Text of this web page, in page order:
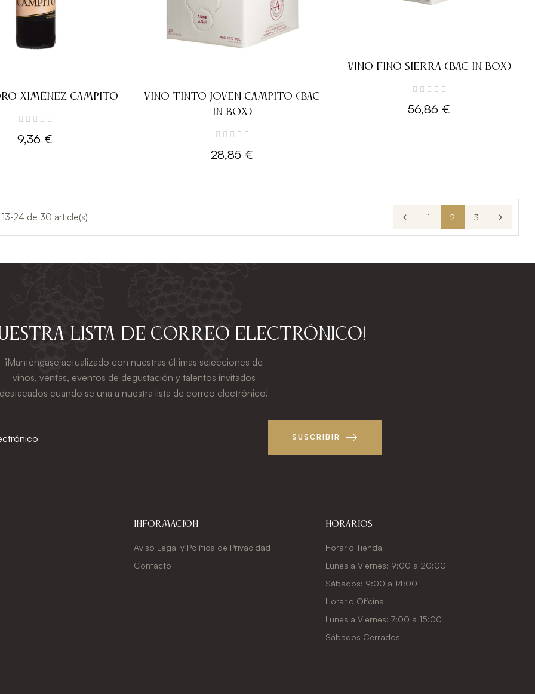
XIMÉNEZ CAMPITO
9,36 €
VINO TINTO JOVEN CAMPITO (BAG
IN BOX)
28,85 €
VINO FINO SIERRA (BAG IN BOX)
56,86 €
24 de 30 article(s)  1 2 3 
nuestra lista de correo electrónico!
¡Manténgase actualizado con nuestras últimas selecciones de
vinos, ventas, eventos de degustación y talentos invitados
destacados cuando se una a nuestra lista de correo electrónico!
SUSCRIBIR
Información
Aviso Legal y Política de Privacidad
Contacto
Horarios
Horario Tienda
Lunes a Viernes: 9:00 a 20:00
Sábados: 9:00 a 14:00
Horario Oficina
Lunes a Viernes: 7:00 a 15:00
Sábados Cerrados